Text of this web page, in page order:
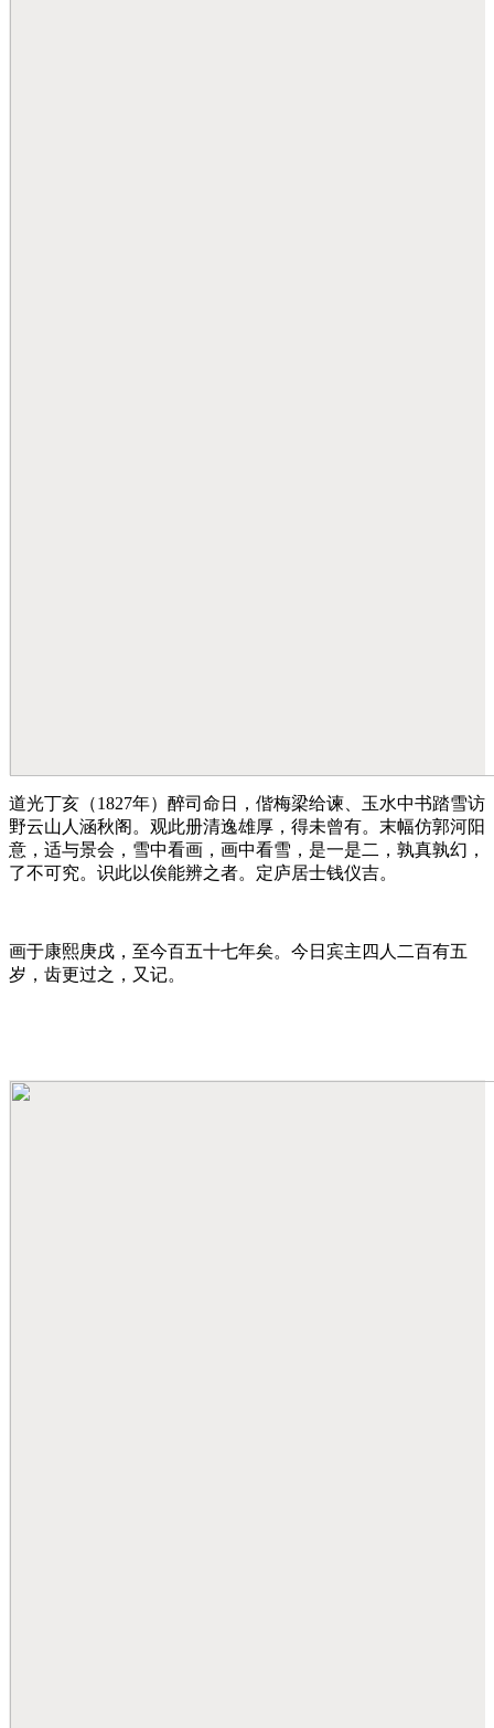
道光丁亥（1827年）醉司命日，偕梅梁给谏、玉水中书踏雪访
野云山人涵秋阁。观此册清逸雄厚，得未曾有。末幅仿郭河阳
意，适与景会，雪中看画，画中看雪，是一是二，孰真孰幻，
了不可究。识此以俟能辨之者。定庐居士钱仪吉。
画于康熙庚戌，至今百五十七年矣。今日宾主四人二百有五
岁，齿更过之，又记。